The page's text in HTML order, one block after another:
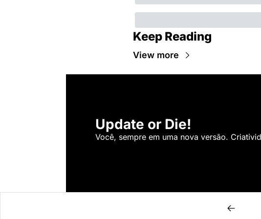
Keep Reading
View more
Update or Die!
Você, sempre em uma nova versão.